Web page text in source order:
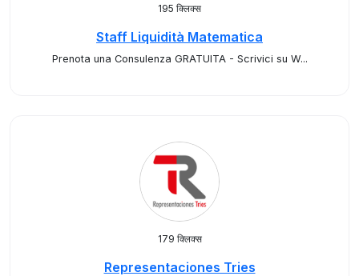
195 क्लिक्स
Staff Liquidità Matematica
Prenota una Consulenza GRATUITA - Scrivici su W...
179 क्लिक्स
Representaciones Tries